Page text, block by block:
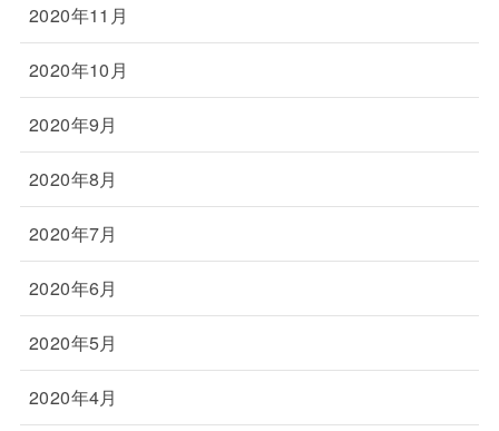
2020年11月
2020年10月
2020年9月
2020年8月
2020年7月
2020年6月
2020年5月
2020年4月